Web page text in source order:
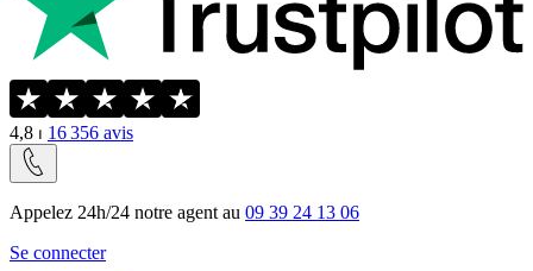
4,8 ⏐ 16 356 avis
Appelez 24h/24 notre agent au 09 39 24 13 06
Se connecter